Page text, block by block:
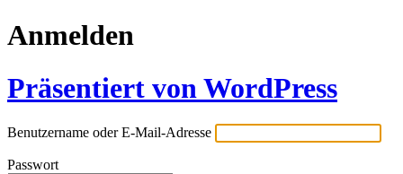
Anmelden
Präsentiert von WordPress
Benutzername oder E-Mail-Adresse
Passwort